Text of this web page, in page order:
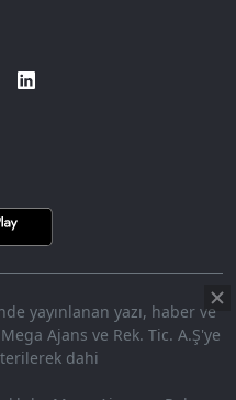
yayınlanan yazı, haber ve
Ajans ve Rek. Tic. A.Ş'ye
dahi